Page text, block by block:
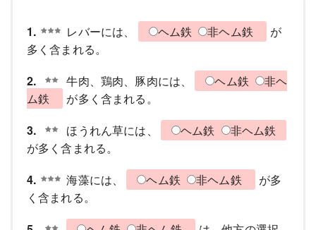
1. レバーには、 ヘム鉄 非ヘム鉄
が
多く含まれる。
2.
牛肉、鶏肉、豚肉には、 ヘム鉄
非ヘ
ム鉄
が多く含まれる。
3.
ほうれん草には、 ヘム鉄
非ヘム鉄
が多く含まれる。
4.
海藻には、 ヘム鉄 非ヘム鉄
が多
く含まれる。